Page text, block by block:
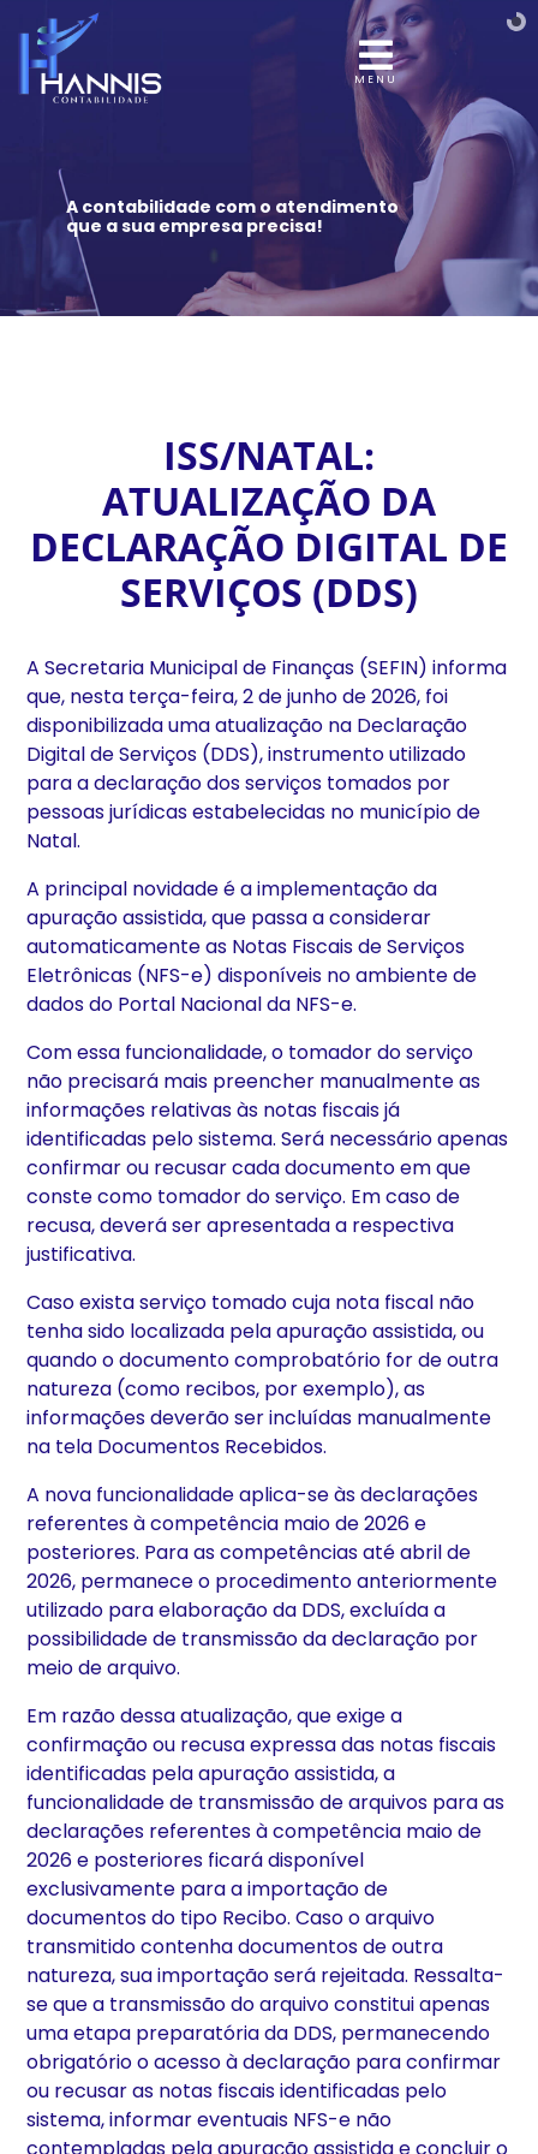
MENU
A contabilidade com o atendimento
que a sua empresa precisa!
ISS/NATAL:
ATUALIZAÇÃO DA
DECLARAÇÃO DIGITAL DE
SERVIÇOS (DDS)
A Secretaria Municipal de Finanças (SEFIN) informa
que, nesta terça-feira, 2 de junho de 2026, foi
disponibilizada uma atualização na Declaração
Digital de Serviços (DDS), instrumento utilizado
para a declaração dos serviços tomados por
pessoas jurídicas estabelecidas no município de
Natal.
A principal novidade é a implementação da
apuração assistida, que passa a considerar
automaticamente as Notas Fiscais de Serviços
Eletrônicas (NFS-e) disponíveis no ambiente de
dados do Portal Nacional da NFS-e.
Com essa funcionalidade, o tomador do serviço
não precisará mais preencher manualmente as
informações relativas às notas fiscais já
identificadas pelo sistema. Será necessário apenas
confirmar ou recusar cada documento em que
conste como tomador do serviço. Em caso de
recusa, deverá ser apresentada a respectiva
justificativa.
Caso exista serviço tomado cuja nota fiscal não
tenha sido localizada pela apuração assistida, ou
quando o documento comprobatório for de outra
natureza (como recibos, por exemplo), as
informações deverão ser incluídas manualmente
na tela Documentos Recebidos.
A nova funcionalidade aplica-se às declarações
referentes à competência maio de 2026 e
posteriores. Para as competências até abril de
2026, permanece o procedimento anteriormente
utilizado para elaboração da DDS, excluída a
possibilidade de transmissão da declaração por
meio de arquivo.
Em razão dessa atualização, que exige a
confirmação ou recusa expressa das notas fiscais
identificadas pela apuração assistida, a
funcionalidade de transmissão de arquivos para as
declarações referentes à competência maio de
2026 e posteriores ficará disponível
exclusivamente para a importação de
documentos do tipo Recibo. Caso o arquivo
transmitido contenha documentos de outra
natureza, sua importação será rejeitada. Ressalta-
se que a transmissão do arquivo constitui apenas
uma etapa preparatória da DDS, permanecendo
obrigatório o acesso à declaração para confirmar
ou recusar as notas fiscais identificadas pelo
sistema, informar eventuais NFS-e não
contempladas pela apuração assistida e concluir o